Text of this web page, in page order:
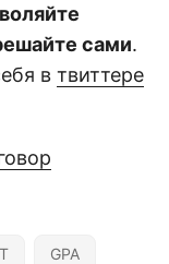
сами.
в твиттере
GPA